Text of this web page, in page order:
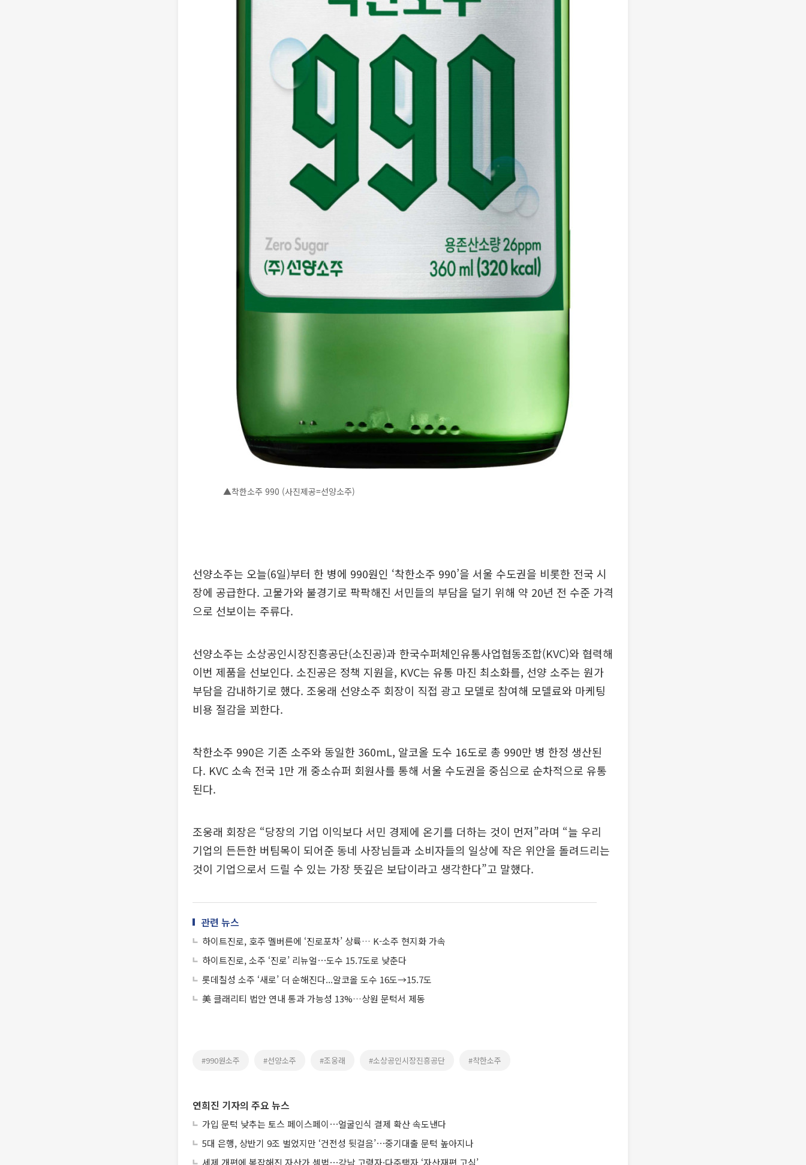
▲착한소주 990 (사진제공=선양소주)
선양소주는 오늘(6일)부터 한 병에 990원인 ‘착한소주 990’을 서울 수도권을 비롯한 전국 시
장에 공급한다. 고물가와 불경기로 팍팍해진 서민들의 부담을 덜기 위해 약 20년 전 수준 가격
으로 선보이는 주류다.
선양소주는 소상공인시장진흥공단(소진공)과 한국수퍼체인유통사업협동조합(KVC)와 협력해
이번 제품을 선보인다. 소진공은 정책 지원을, KVC는 유통 마진 최소화를, 선양 소주는 원가
부담을 감내하기로 했다. 조웅래 선양소주 회장이 직접 광고 모델로 참여해 모델료와 마케팅
비용 절감을 꾀한다.
착한소주 990은 기존 소주와 동일한 360mL, 알코올 도수 16도로 총 990만 병 한정 생산된
다. KVC 소속 전국 1만 개 중소슈퍼 회원사를 통해 서울 수도권을 중심으로 순차적으로 유통
된다.
조웅래 회장은 “당장의 기업 이익보다 서민 경제에 온기를 더하는 것이 먼저”라며 “늘 우리
기업의 든든한 버팀목이 되어준 동네 사장님들과 소비자들의 일상에 작은 위안을 돌려드리는
것이 기업으로서 드릴 수 있는 가장 뜻깊은 보답이라고 생각한다”고 말했다.
관련 뉴스
하이트진로, 호주 멜버른에 ‘진로포차’ 상륙… K-소주 현지화 가속
하이트진로, 소주 ‘진로’ 리뉴얼⋯도수 15.7도로 낮춘다
롯데칠성 소주 ‘새로’ 더 순해진다...알코올 도수 16도→15.7도
美 클래리티 법안 연내 통과 가능성 13%…상원 문턱서 제동
#990원소주 #선양소주 #조웅래 #소상공인시장진흥공단 #착한소주
연희진 기자의 주요 뉴스
가입 문턱 낮추는 토스 페이스페이⋯얼굴인식 결제 확산 속도낸다
5대 은행, 상반기 9조 벌었지만 ‘건전성 뒷걸음’⋯중기대출 문턱 높아지나
세제 개편에 복잡해진 자산가 셈법⋯강남 고령자·다주택자 ‘자산재편 고심’